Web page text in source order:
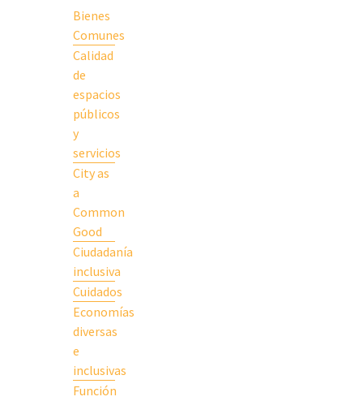
Bienes
Comunes
Calidad
de
espacios
públicos
y
servicios
City as
a
Common
Good
Ciudadanía
inclusiva
Cuidados
Economías
diversas
e
inclusivas
Función